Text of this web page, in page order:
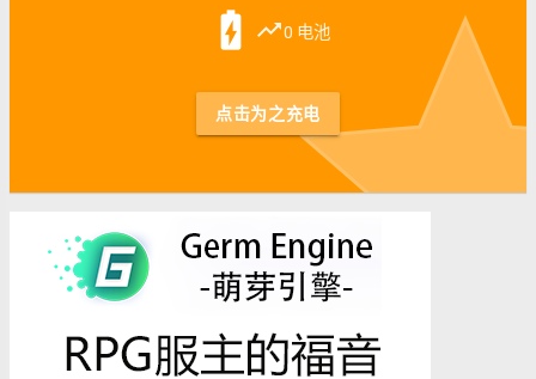
battery_charging_full trending_up0 电池
点击为之充电